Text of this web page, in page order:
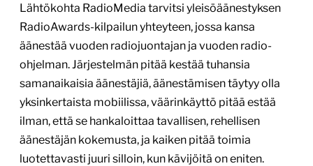
Lähtökohta RadioMedia tarvitsi yleisöäänestyksen
RadioAwards-kilpailun yhteyteen, jossa kansa
äänestää vuoden radiojuontajan ja vuoden radio-
ohjelman. Järjestelmän pitää kestää tuhansia
samanaikaisia äänestäjiä, äänestämisen täytyy olla
yksinkertaista mobiilissa, väärinkäyttö pitää estää
ilman, että se hankaloittaa tavallisen, rehellisen
äänestäjän kokemusta, ja kaiken pitää toimia
luotettavasti juuri silloin, kun kävijöitä on eniten.